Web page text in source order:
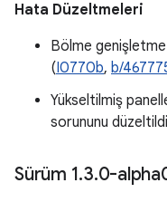
Hata Düzeltmeleri
Bölme
(I0770b, b/
Yükseltilmiş
sorununu
Sürüm 1.3.0-